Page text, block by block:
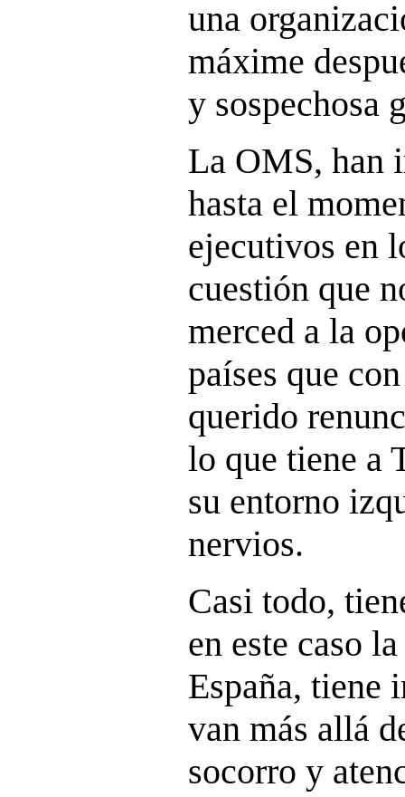
una
máxime
y sospechosa
La OMS, han
hasta el
ejecutivos en
cuestión que
merced a la
países que
querido
lo que tiene a
su entorno
nervios.
Casi todo,
en este caso
España, tiene
van más allá
socorro y